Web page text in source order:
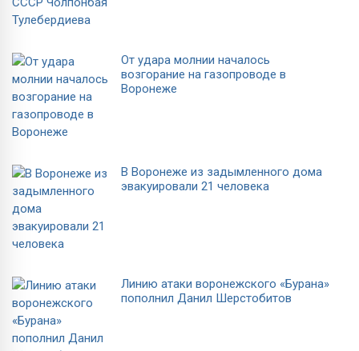
От удара молнии началось
возгорание на газопроводе в
Воронеже
В Воронеже из задымленного дома
эвакуировали 21 человека
Линию атаки воронежского «Бурана»
пополнил Данил Шерстобитов